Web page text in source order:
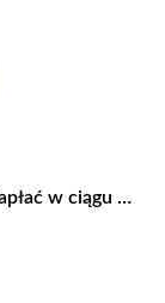
Odświeżacz
w ciągu …